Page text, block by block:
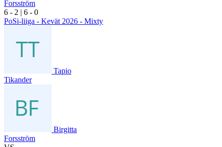
Forsström
6 - 2 | 6 - 0
PoSi-liiga - Kevät 2026 - Mixty
Tapio
Tikander
Birgitta
Forsström